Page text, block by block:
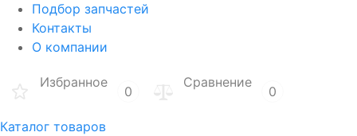
Подбор запчастей
Контакты
О компании
Избранное
0
Сравнение
0
Каталог товаров